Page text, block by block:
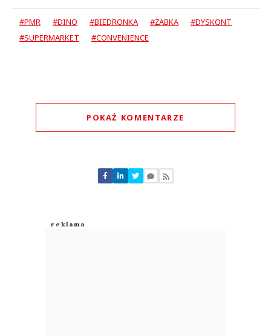
#PMR #DINO #BIEDRONKA #ŻABKA
#DYSKONT
#SUPERMARKET
#CONVENIENCE
POKAŻ KOMENTARZE
Nie znaleziono komentarzy
Zostaw swoje komentarze